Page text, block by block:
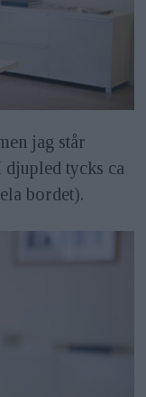
jag står
tycks ca
bordet).